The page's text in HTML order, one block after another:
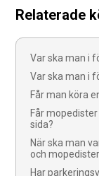
Relaterade
Var ska man i
Var ska man i
Får man köra
Får
sida?
När ska man
och
Har